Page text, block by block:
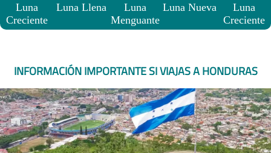
Luna
Creciente
Luna Llena
Luna
Menguante
Luna Nueva
Luna
Creciente
INFORMACIÓN IMPORTANTE SI VIAJAS A HONDURAS